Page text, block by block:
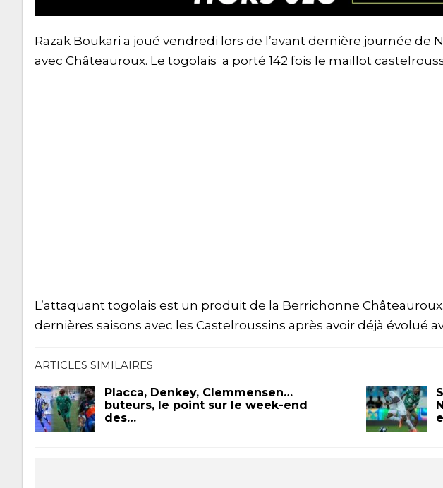
Razak Boukari a joué vendredi lors de l’avant dernière journée de
avec Châteauroux. Le togolais a porté 142 fois le maillot
L’attaquant togolais est un produit de la Berrichonne
dernières saisons avec les Castelroussins après avoir déjà évolué
ARTICLES SIMILAIRES
Placca, Denkey, Clemmensen…
buteurs, le point sur le week-end
des…